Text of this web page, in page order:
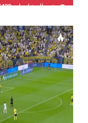
عدد المشاهدات 15439